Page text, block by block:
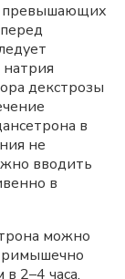
превышающих
декстрозы
в
не
вводить
в
можно
2–4 часа,